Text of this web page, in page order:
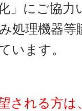
」にご協力
処理機器等
います。
される方は